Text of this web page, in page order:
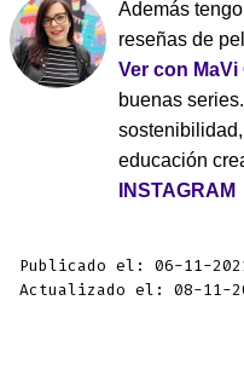
Además
reseñas de
Ver con MaVi
buenas
educación
INSTAGRAM
Publicado el: 06-11-
Actualizado el: 08-11-